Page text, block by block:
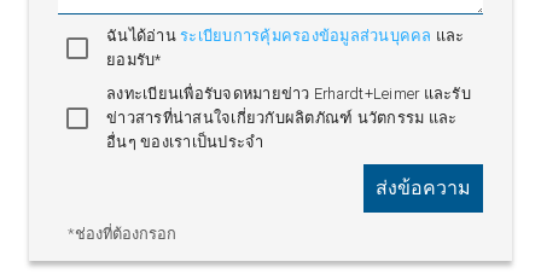
ฉันได้อ่าน ระเบียบการคุ้มครองข้อมูลส่วนบุคคล และ
ยอมรับ*
ลงทะเบียนเพื่อรับจดหมายข่าว Erhardt+Leimer และรับ
ข่าวสารที่น่าสนใจเกี่ยวกับผลิตภัณฑ์ นวัตกรรม และ
อื่นๆ ของเราเป็นประจำ
*ช่องที่ต้องกรอก
ส่งข้อความ